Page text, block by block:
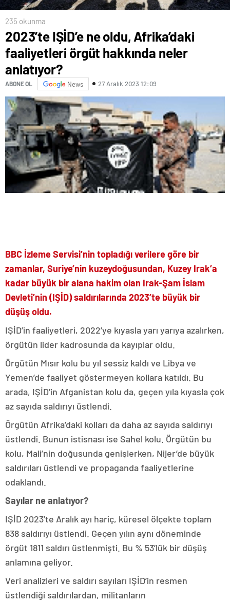
235 okunma
2023’te IŞİD’e ne oldu, Afrika’daki
faaliyetleri örgüt hakkında neler
anlatıyor?
ABONE OL News 27 Aralık 2023 12:09
BBC İzleme Servisi’nin topladığı verilere göre bir
zamanlar, Suriye’nin kuzeydoğusundan, Kuzey Irak’a
kadar büyük bir alana hakim olan Irak-Şam İslam
Devleti’nin (IŞİD) saldırılarında 2023’te büyük bir
düşüş oldu.
IŞİD’in faaliyetleri, 2022’ye kıyasla yarı yarıya azalırken,
örgütün lider kadrosunda da kayıplar oldu.
Örgütün Mısır kolu bu yıl sessiz kaldı ve Libya ve
Yemen’de faaliyet göstermeyen kollara katıldı. Bu
arada, IŞİD’in Afganistan kolu da, geçen yıla kıyasla çok
az sayıda saldırıyı üstlendi.
Örgütün Afrika’daki kolları da daha az sayıda saldırıyı
üstlendi. Bunun istisnası ise Sahel kolu. Örgütün bu
kolu, Mali’nin doğusunda genişlerken, Nijer’de büyük
saldırıları üstlendi ve propaganda faaliyetlerine
odaklandı.
Sayılar ne anlatıyor?
IŞİD 2023’te Aralık ayı hariç, küresel ölçekte toplam
838 saldırıyı üstlendi. Geçen yılın aynı döneminde
örgüt 1811 saldırı üstlenmişti. Bu % 53’lük bir düşüş
anlamına geliyor.
Veri analizleri ve saldırı sayıları IŞİD’in resmen
üstlendiği saldırılardan, militanların